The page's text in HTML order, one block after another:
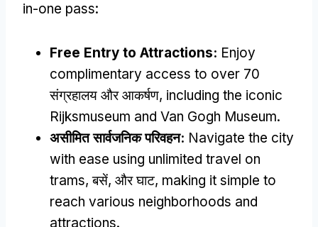
in-one pass:
Free Entry to Attractions: Enjoy
complimentary access to over 70
संग्रहालय और आकर्षण, including the iconic
Rijksmuseum and Van Gogh Museum.
असीमित सार्वजनिक परिवहन: Navigate the city
with ease using unlimited travel on
trams, बसें, और घाट, making it simple to
reach various neighborhoods and
attractions.